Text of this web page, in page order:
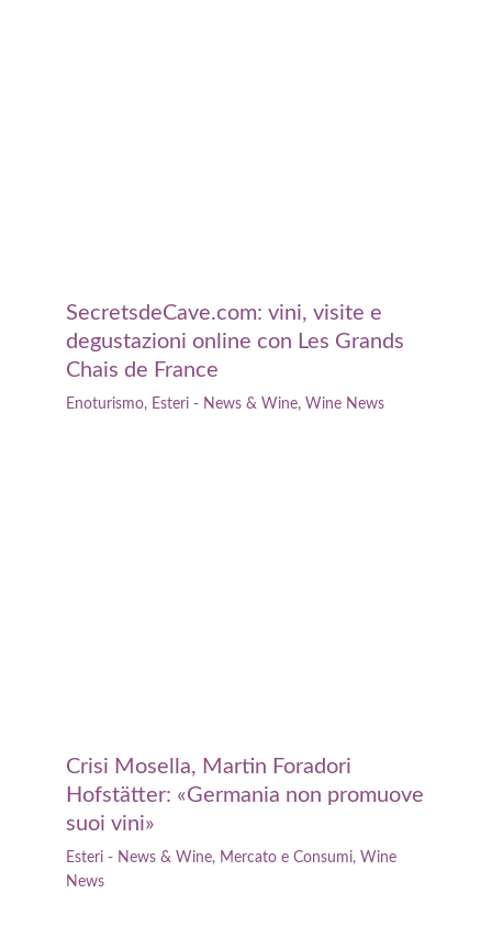
SecretsdeCave.com: vini, visite e
degustazioni online con Les Grands
Chais de France
Enoturismo, Esteri - News & Wine, Wine News
Crisi Mosella, Martin Foradori
Hofstätter: «Germania non promuove
suoi vini»
Esteri - News & Wine, Mercato e Consumi, Wine
News